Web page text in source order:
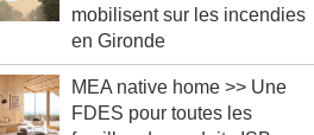
mobilisent sur les incendies
en Gironde
MEA native home >> Une
FDES pour toutes les